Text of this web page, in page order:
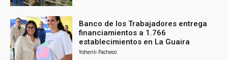
Banco de los Trabajadores entrega
financiamientos a 1.766
establecimientos en La Guaira
Yohenli Pacheco